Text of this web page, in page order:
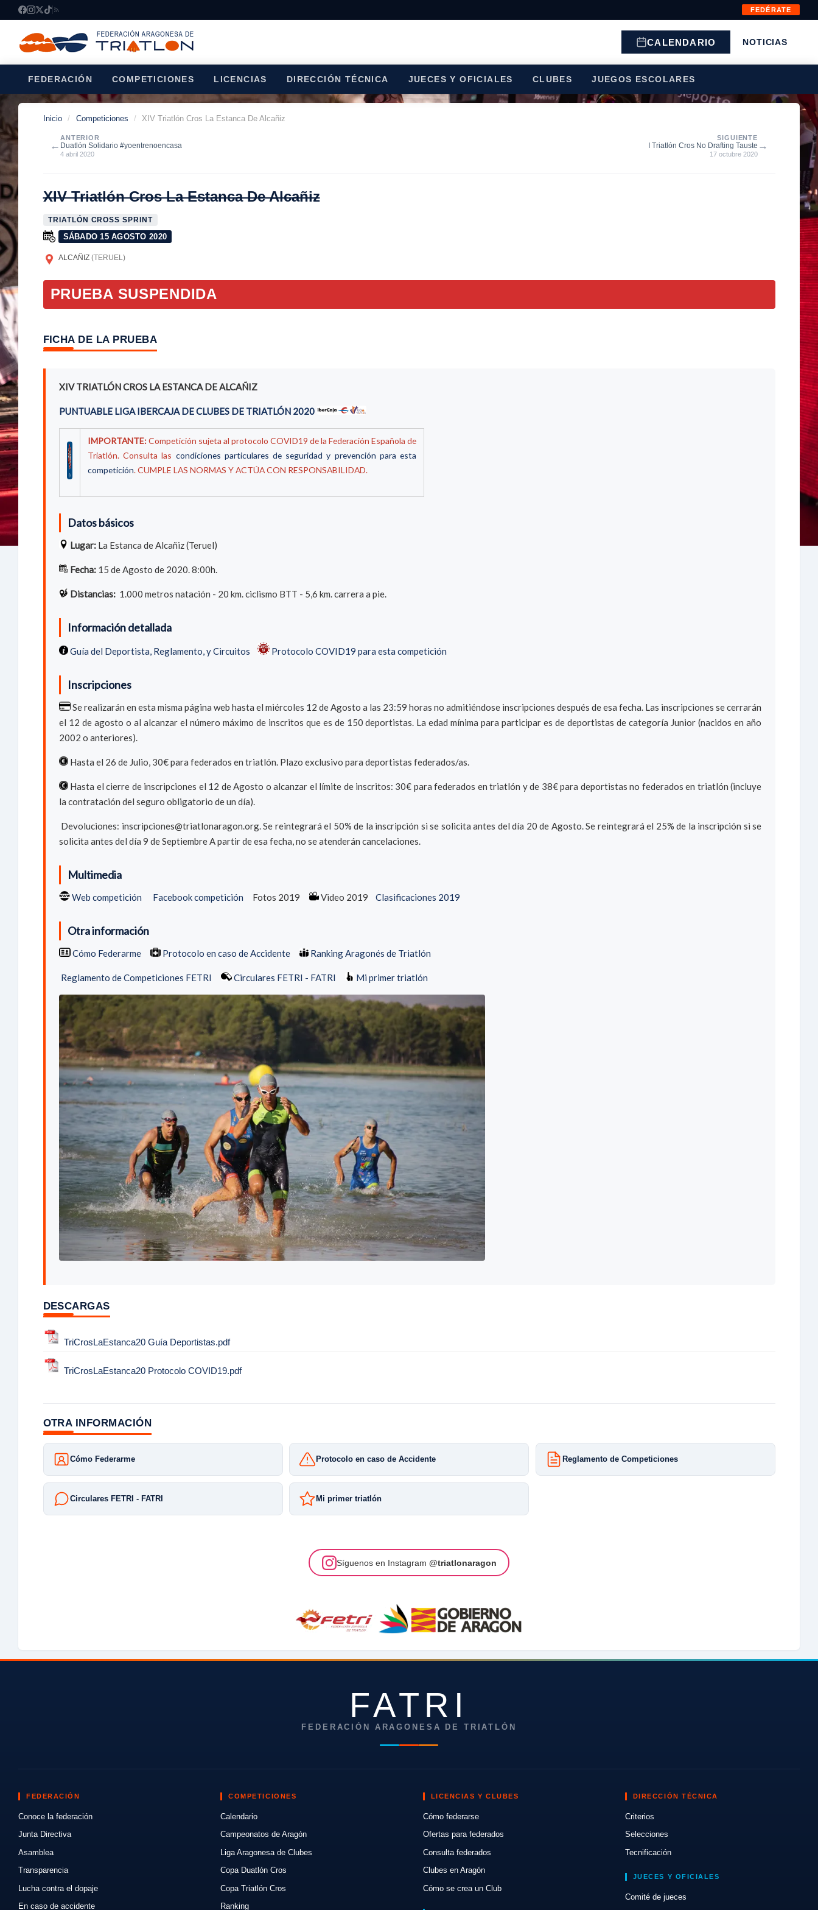
FEDÉRATE
CALENDARIO NOTICIAS
FEDERACIÓN COMPETICIONES LICENCIAS DIRECCIÓN TÉCNICA JUECES Y OFICIALES CLUBES JUEGOS ESCOLARES
Inicio / Competiciones / XIV Triatlón Cros La Estanca De Alcañiz
←
ANTERIOR
Duatlón Solidario #yoentrenoencasa
4 abril 2020
SIGUIENTE
I Triatlón Cros No Drafting Tauste
17 octubre 2020
→
XIV Triatlón Cros La Estanca De Alcañiz
TRIATLÓN CROSS SPRINT
SÁBADO 15 AGOSTO 2020
ALCAÑIZ (TERUEL)
PRUEBA SUSPENDIDA
FICHA DE LA PRUEBA
XIV TRIATLÓN CROS LA ESTANCA DE ALCAÑIZ
PUNTUABLE LIGA IBERCAJA DE CLUBES DE TRIATLÓN 2020
IMPORTANTE:Competición sujeta al protocolo COVID19 de la Federación Española de
Triatlón. Consulta las condiciones particulares de seguridad y prevención para esta
competición. CUMPLE LAS NORMAS Y ACTÚA CON RESPONSABILIDAD.
Datos básicos
Lugar: La Estanca de Alcañiz (Teruel)
Fecha: 15 de Agosto de 2020. 8:00h.
Distancias: 1.000 metros natación - 20 km. ciclismo BTT - 5,6 km. carrera a pie.
Información detallada
Guía del Deportista, Reglamento, y Circuitos Protocolo COVID19 para esta competición
Inscripciones
Se realizarán en esta misma página web hasta el miércoles 12 de Agosto a las 23:59 horas no admitiéndose inscripciones después de esa fecha. Las inscripciones se cerrarán
el 12 de agosto o al alcanzar el número máximo de inscritos que es de 150 deportistas. La edad mínima para participar es de deportistas de categoría Junior (nacidos en año
2002 o anteriores).
Hasta el 26 de Julio, 30€ para federados en triatlón. Plazo exclusivo para deportistas federados/as.
Hasta el cierre de inscripciones el 12 de Agosto o alcanzar el límite de inscritos: 30€ para federados en triatlón y de 38€ para deportistas no federados en triatlón (incluye
la contratación del seguro obligatorio de un día).
Devoluciones: inscripciones@triatlonaragon.org. Se reintegrará el 50% de la inscripción si se solicita antes del día 20 de Agosto. Se reintegrará el 25% de la inscripción si se
solicita antes del día 9 de Septiembre A partir de esa fecha, no se atenderán cancelaciones.
Multimedia
Web competición Facebook competición Fotos 2019 Video 2019 Clasificaciones 2019
Otra información
Cómo Federarme Protocolo en caso de Accidente Ranking Aragonés de Triatlón
Reglamento de Competiciones FETRI Circulares FETRI - FATRI Mi primer triatlón
DESCARGAS
TriCrosLaEstanca20 Guía Deportistas.pdf
TriCrosLaEstanca20 Protocolo COVID19.pdf
OTRA INFORMACIÓN
Cómo Federarme Protocolo en caso de Accidente Reglamento de Competiciones
Circulares FETRI - FATRI Mi primer triatlón
Síguenos en Instagram @triatlonaragon
FATRI
FEDERACIÓN ARAGONESA DE TRIATLÓN
FEDERACIÓN
Conoce la federación
Junta Directiva
Asamblea
Transparencia
Lucha contra el dopaje
En caso de accidente
COMPETICIONES
Calendario
Campeonatos de Aragón
Liga Aragonesa de Clubes
Copa Duatlón Cros
Copa Triatlón Cros
Ranking
LICENCIAS Y CLUBES
Cómo federarse
Ofertas para federados
Consulta federados
Clubes en Aragón
Cómo se crea un Club
DIRECCIÓN TÉCNICA
Criterios
Selecciones
Tecnificación
JUECES Y OFICIALES
Comité de jueces